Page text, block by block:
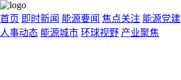
首页 即时新闻 能源要闻 焦点关注 能源党建
人事动态 能源城市 环球视野 产业聚焦